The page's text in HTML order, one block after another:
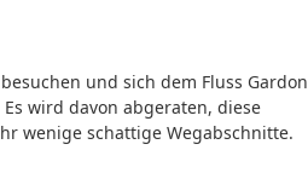
und sich dem Fluss Gardon
wird davon abgeraten, diese
wenige schattige Wegabschnitte.